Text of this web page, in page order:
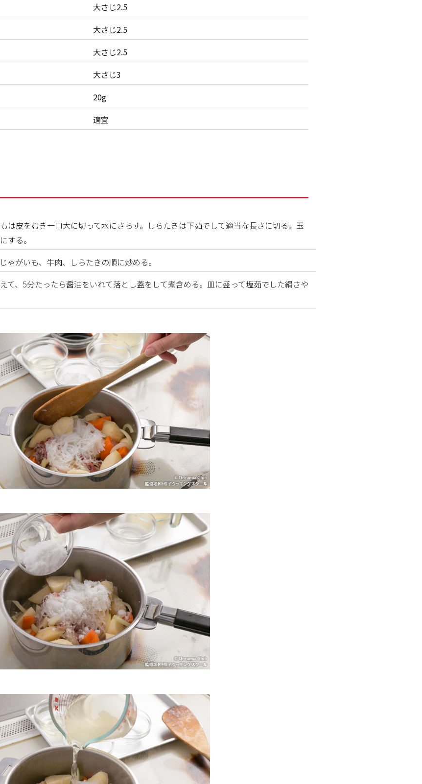
大さじ2.5
大さじ2.5
大さじ2.5
大さじ3
20g
適宜
は皮をむき一口大に切って水にさらす。しらたきは下茹でして適当な長さに切る。玉
する。
ゃがいも、牛肉、しらたきの順に炒める。
て、5分たったら醤油をいれて落とし蓋をして煮含める。皿に盛って塩茹でした絹さや